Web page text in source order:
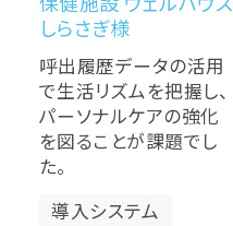
保健施設 ウェルハウス
しらさぎ様
呼出履歴データの活用
で生活リズムを把握し、
パーソナルケアの強化
を図ることが課題でし
た。
導入システム